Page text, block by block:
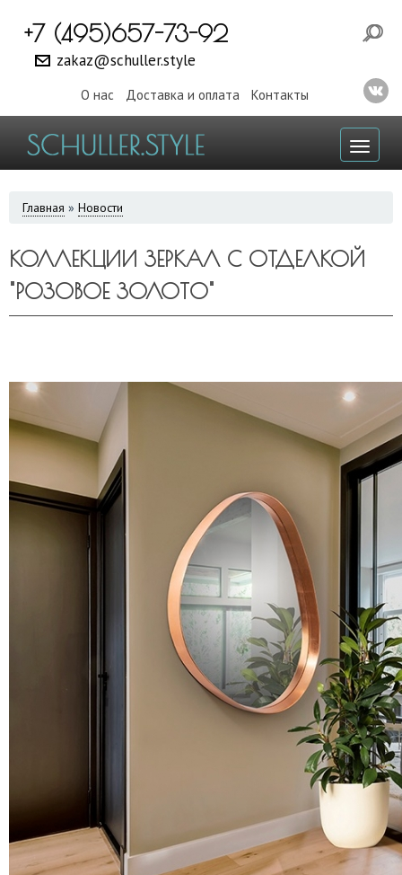
+7 (495)657-73-92
zakaz@schuller.style
О нас Доставка и оплата Контакты
ВЫ
Главная » Новости
КОЛЛЕКЦИИ ЗЕРКАЛ С ОТДЕЛКОЙ
"РОЗОВОЕ ЗОЛОТО"